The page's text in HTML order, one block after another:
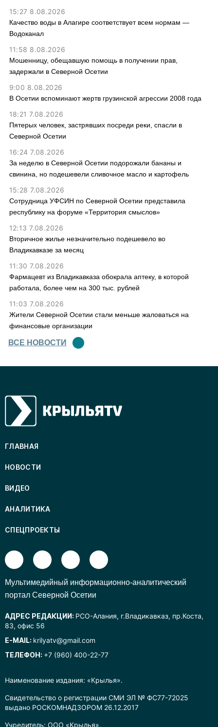
15:27 8.08.2026
Качество воды в Алагире соответствует всем нормам —
Водоканал
11:58 8.08.2026
Мошенницу, обещавшую помощь в получении прав,
задержали в Северной Осетии
9:00 8.08.2026
В Осетии вспоминают жертв грузинской агрессии 2008 года
18:21 7.08.2026
Пятерых человек, застрявших посреди реки, спасли в
Северной Осетии
16:24 7.08.2026
За неделю в Северной Осетии подорожали бананы и
свинина, но подешевели сливочное масло и картофель
15:28 7.08.2026
Сотрудница УФСИН по Северной Осетии представила
республику на форуме «Территория смыслов»
12:13 7.08.2026
Вторичное жилье незначительно подешевело во
Владикавказе за месяц
11:30 7.08.2026
Фармацевт из Владикавказа обокрала аптеку, в которой
работала, более чем на 300 тыс. рублей
11:03 7.08.2026
Жители Северной Осетии стали меньше жаловаться на
финансовые организации
ВСЕ НОВОСТИ
Наименование издания: «Крылья».
Свидетельство о регистрации СМИ ЭЛ № ФС77-72025
выдано РОСКОМНАДЗОРОМ 26.12.2017
Учредитель: ООО «Крылья».
ГЛАВНАЯ
НОВОСТИ
ВИДЕО
АНАЛИТИКА
СПЕЦПРОЕКТЫ
Mультимедийный информационно-аналитический
портал Северной Осетии
АДРЕС РЕДАКЦИИ: РСО-Алания, г.Владикавказ, пр.Коста,
83, офис 56
E-MAIL: krilyatv@gmail.com
ТЕЛЕФОН: +7 (960) 400-22-77